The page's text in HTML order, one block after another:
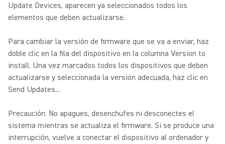
Update Devices, aparecen ya seleccionados todos los
elementos que deben actualizarse.
Para cambiar la versión de firmware que se va a enviar, haz
doble clic en la fila del dispositivo en la columna Version to
install. Una vez marcados todos los dispositivos que deben
actualizarse y seleccionada la versión adecuada, haz clic en
Send Updates...
Precaución: No apagues, desenchufes ni desconectes el
sistema mientras se actualiza el firmware. Si se produce una
interrupción, vuelve a conectar el dispositivo al ordenador y